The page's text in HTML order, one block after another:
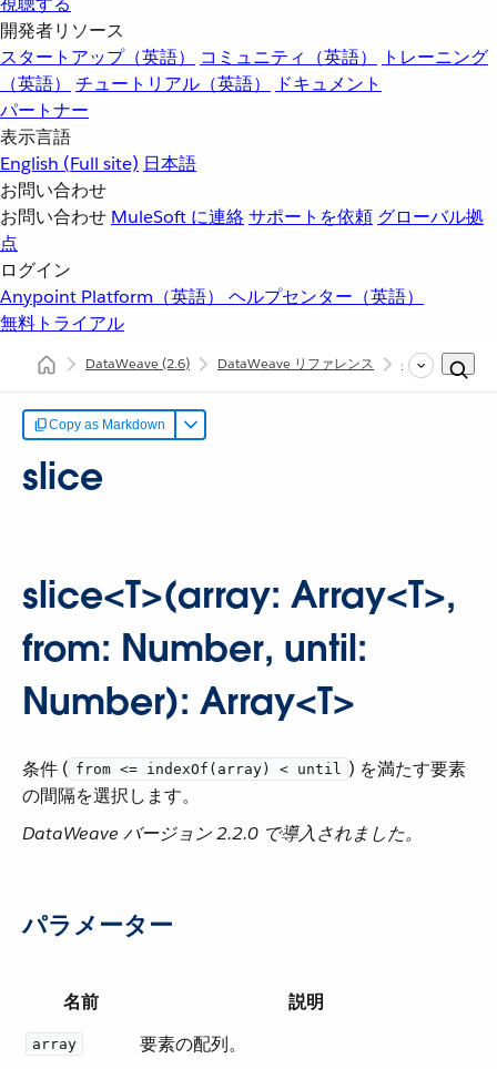
開発者リソース
スタートアップ（英語）
コミュニティ（英語）
トレーニング
（英語）
チュートリアル（英語）
ドキュメント
パートナー
表示言語
English (Full site) 日本語
お問い合わせ
お問い合わせ MuleSoft に連絡サポートを依頼 グローバル拠
点
ログイン
Anypoint Platform（英語） ヘルプセンター（英語）
無料トライアル
DataWeave(2.6) DataWeave リファレンス dw::core::Arrays
Copy as Markdown
slice
slice<T>(array: Array<T>,
from: Number, until:
Number): Array<T>
条件 (​ from <= indexOf(array) < until ​) を満たす要素
の間隔を選択します。
DataWeave バージョン 2.2.0 で導入されました。
パラメーター
名前 説明
array 要素の配列。